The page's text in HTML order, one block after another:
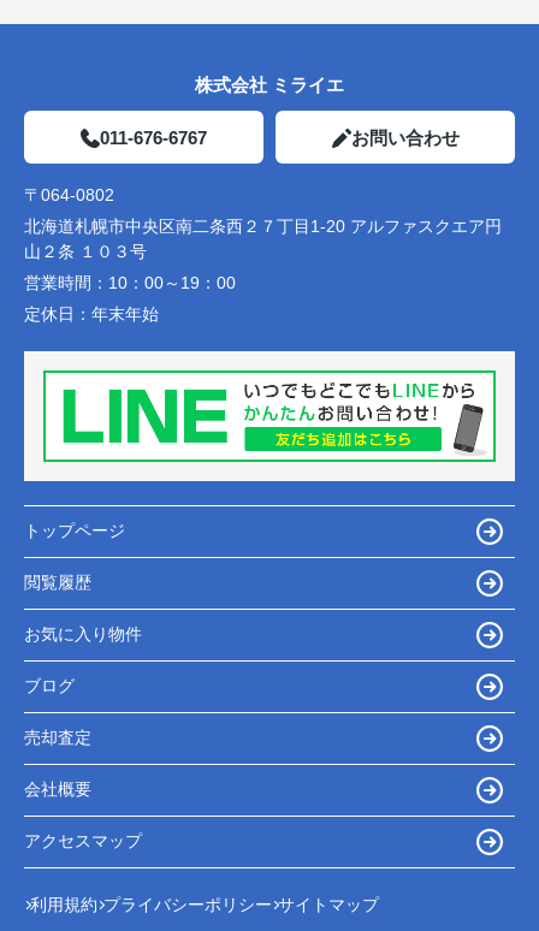
株式会社 ミライエ
011-676-6767 お問い合わせ
〒064-0802
北海道札幌市中央区南二条西２７丁目1-20 アルファスクエア円
山２条 １０３号
営業時間： 10：00～19：00
定休日： 年末年始
トップページ
閲覧履歴
お気に入り物件
ブログ
売却査定
会社概要
アクセスマップ
利用規約 プライバシーポリシー サイトマップ